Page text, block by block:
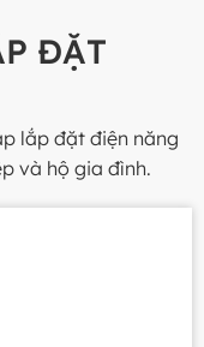
ĐẶT
lắp đặt điện năng
và hộ gia đình.